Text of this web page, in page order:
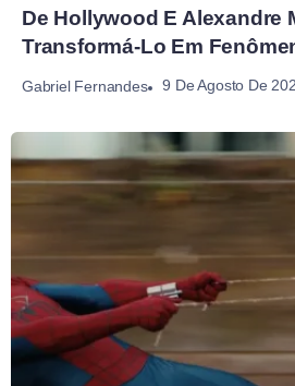
De Hollywood E Alexandre
Transformá-Lo Em
Gabriel Fernandes 9 De Agosto De